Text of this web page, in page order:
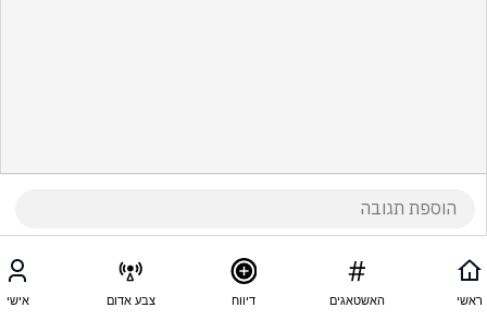
ראשי האשטאגים דיווח צבע אדום אישי